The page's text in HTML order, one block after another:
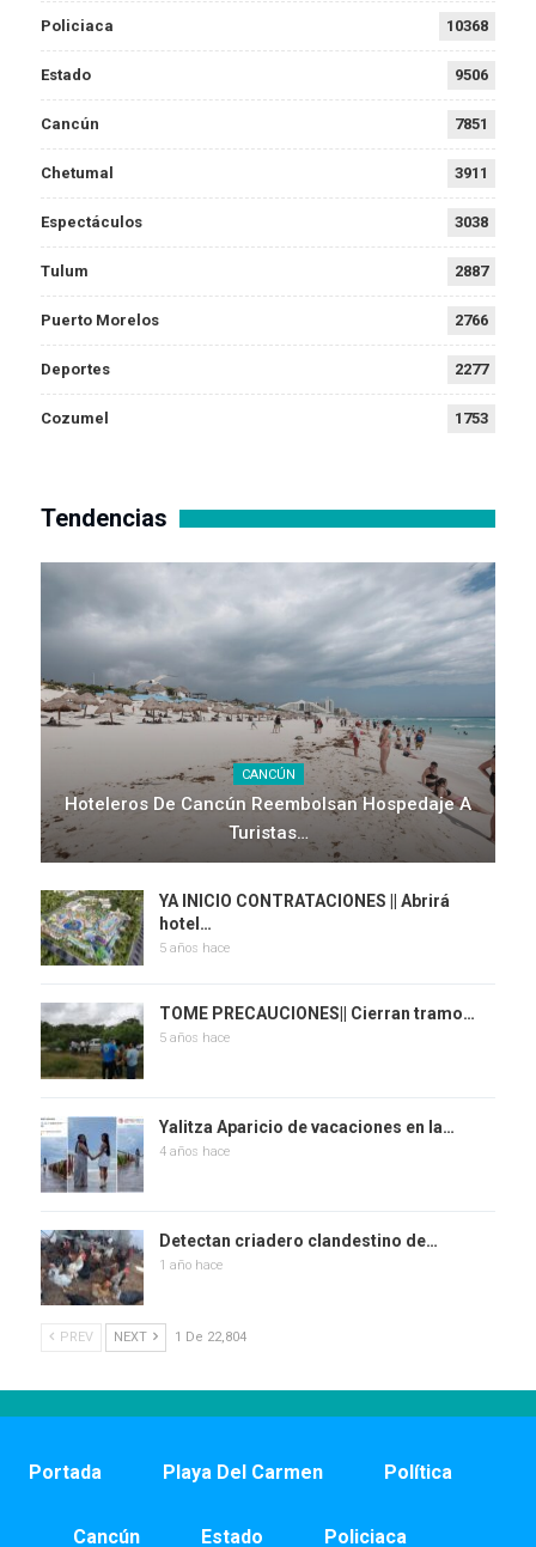
Policiaca 10368
Estado 9506
Cancún 7851
Chetumal 3911
Espectáculos 3038
Tulum 2887
Puerto Morelos 2766
Deportes 2277
Cozumel 1753
Tendencias
CANCÚN
Hoteleros De Cancún Reembolsan Hospedaje A
Turistas…
YA INICIO CONTRATACIONES || Abrirá
hotel…
5 años hace
TOME PRECAUCIONES|| Cierran tramo…
5 años hace
Yalitza Aparicio de vacaciones en la…
4 años hace
Detectan criadero clandestino de…
1 año hace
PREV NEXT 1 De 22,804
Portada Playa Del Carmen Política
Cancún Estado Policiaca